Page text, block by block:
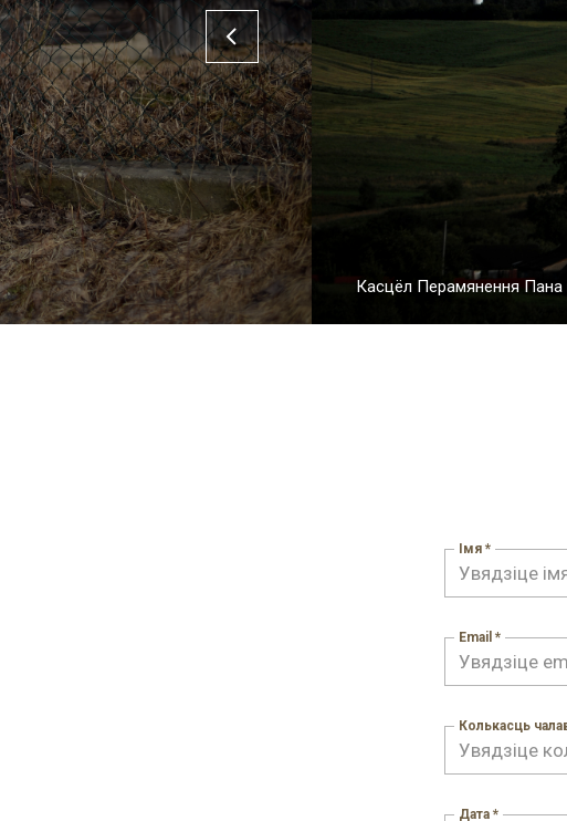
Касцёл Перамянення Пана
Імя *
Email *
Колькасць
Дата *